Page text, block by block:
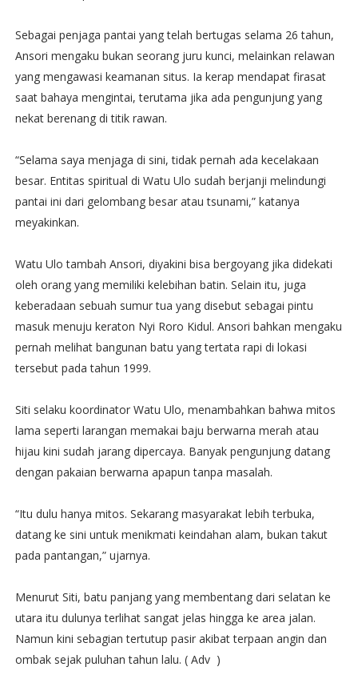
Sebagai penjaga pantai yang telah bertugas selama 26 tahun,
Ansori mengaku bukan seorang juru kunci, melainkan relawan
yang mengawasi keamanan situs. Ia kerap mendapat firasat
saat bahaya mengintai, terutama jika ada pengunjung yang
nekat berenang di titik rawan.
“Selama saya menjaga di sini, tidak pernah ada kecelakaan
besar. Entitas spiritual di Watu Ulo sudah berjanji melindungi
pantai ini dari gelombang besar atau tsunami,” katanya
meyakinkan.
Watu Ulo tambah Ansori, diyakini bisa bergoyang jika didekati
oleh orang yang memiliki kelebihan batin. Selain itu, juga
keberadaan sebuah sumur tua yang disebut sebagai pintu
masuk menuju keraton Nyi Roro Kidul. Ansori bahkan mengaku
pernah melihat bangunan batu yang tertata rapi di lokasi
tersebut pada tahun 1999.
Siti selaku koordinator Watu Ulo, menambahkan bahwa mitos
lama seperti larangan memakai baju berwarna merah atau
hijau kini sudah jarang dipercaya. Banyak pengunjung datang
dengan pakaian berwarna apapun tanpa masalah.
“Itu dulu hanya mitos. Sekarang masyarakat lebih terbuka,
datang ke sini untuk menikmati keindahan alam, bukan takut
pada pantangan,” ujarnya.
Menurut Siti, batu panjang yang membentang dari selatan ke
utara itu dulunya terlihat sangat jelas hingga ke area jalan.
Namun kini sebagian tertutup pasir akibat terpaan angin dan
ombak sejak puluhan tahun lalu. ( Adv )